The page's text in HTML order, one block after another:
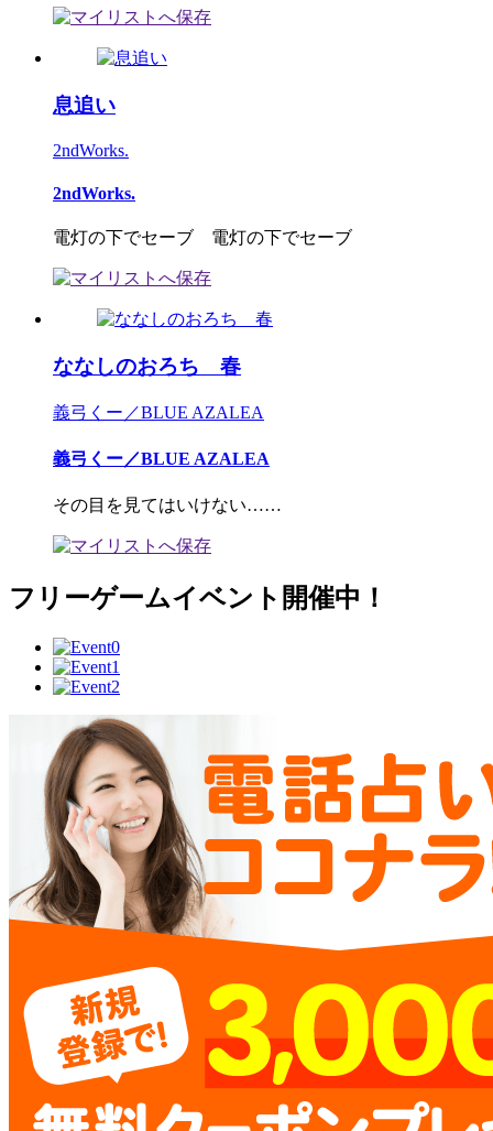
息追い
2ndWorks.
2ndWorks.
電灯の下でセーブ 電灯の下でセーブ
ななしのおろち 春
義弓くー／BLUE AZALEA
義弓くー／BLUE AZALEA
その目を見てはいけない……
フリーゲームイベント開催中！